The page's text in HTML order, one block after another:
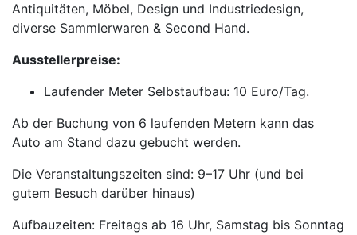
Antiquitäten, Möbel, Design und Industriedesign,
diverse Sammlerwaren & Second Hand.
Ausstellerpreise:
Laufender Meter Selbstaufbau: 10 Euro/Tag.
Ab der Buchung von 6 laufenden Metern kann das
Auto am Stand dazu gebucht werden.
Die Veranstaltungszeiten sind: 9–17 Uhr (und bei
gutem Besuch darüber hinaus)
Aufbauzeiten: Freitags ab 16 Uhr, Samstag bis Sonntag